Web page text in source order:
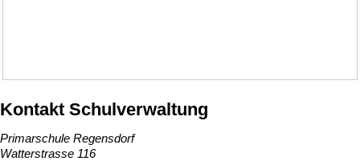
Kontakt Schulverwaltung
Primarschule Regensdorf
Watterstrasse 116